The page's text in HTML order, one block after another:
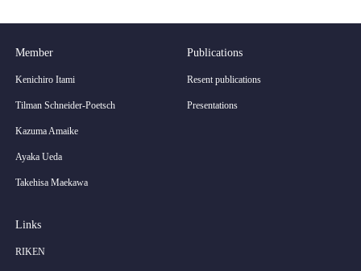
Member
Kenichiro Itami
Tilman Schneider-Poetsch
Kazuma Amaike
Ayaka Ueda
Takehisa Maekawa
Publications
Resent publications
Presentations
Links
RIKEN